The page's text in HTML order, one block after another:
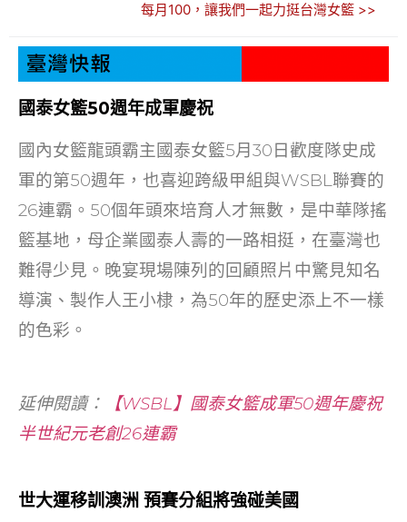
e
b
o
o
k
itt
er
ai
l
C
h
at
k
e
dI
每月100，讓我們一起力挺台灣女籃 >>
國泰女籃50週年成軍慶祝
國內女籃龍頭霸主國泰女籃5月30日歡度隊史成
軍的第50週年，也喜迎跨級甲組與WSBL聯賽的
26連霸。50個年頭來培育人才無數，是中華隊搖
籃基地，母企業國泰人壽的一路相挺，在臺灣也
難得少見。晚宴現場陳列的回顧照片中驚見知名
導演、製作人王小棣，為50年的歷史添上不一樣
的色彩。
延伸閱讀：
【WSBL】國泰女籃成軍50週年慶祝
半世紀元老創26連霸
世大運移訓澳洲 預賽分組將強碰美國